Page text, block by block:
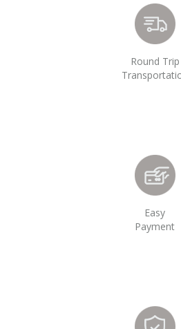
Round Trip
Easy
Payment